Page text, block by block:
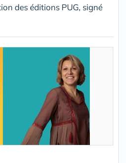
des éditions PUG, signé